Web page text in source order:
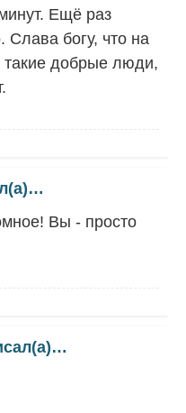
Ещё раз
Слава богу, что на
такие добрые люди,
Вы - просто